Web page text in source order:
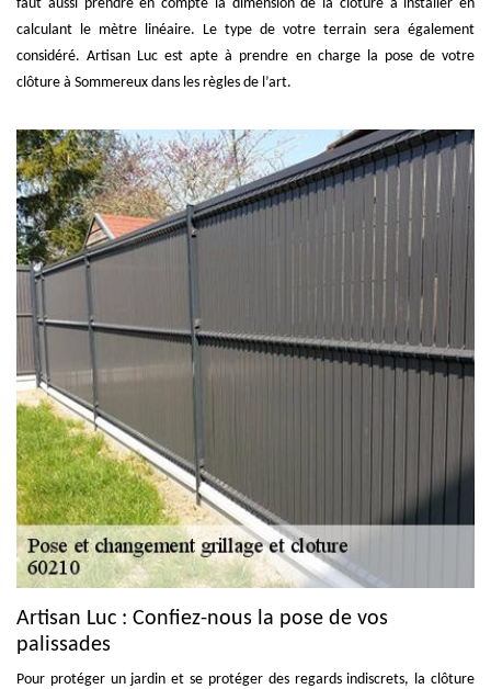
faut aussi prendre en compte la dimension de la clôture à installer en
calculant le mètre linéaire. Le type de votre terrain sera également
considéré. Artisan Luc est apte à prendre en charge la pose de votre
clôture à Sommereux dans les règles de l’art.
Artisan Luc : Confiez-nous la pose de vos
palissades
Pour protéger un jardin et se protéger des regards indiscrets, la clôture